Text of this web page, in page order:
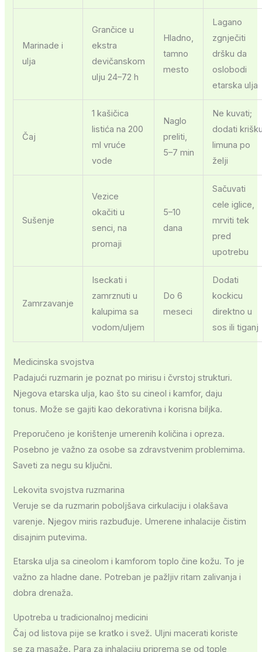
Marinade i
ulja
Grančice u
ekstra
devičanskom
ulju 24–72 h
Hladno,
tamno
mesto
Lagano
zgnječiti
dršku da
oslobodi
etarska ulja
Čaj
1 kašičica
listića na 200
ml vruće
vode
Naglo
preliti,
5–7 min
Ne kuvati;
dodati
limuna po
želji
Sušenje
Vezice
okačiti u
senci, na
promaji
5–10
dana
Sačuvati
cele iglice,
mrviti tek
pred
upotrebu
Zamrzavanje
Iseckati i
zamrznuti u
kalupima sa
vodom/uljem
Do 6
meseci
Dodati
kockicu
direktno u
sos ili tiganj
Medicinska svojstva
Padajući ruzmarin je poznat po mirisu i čvrstoj strukturi.
Njegova etarska ulja, kao što su cineol i kamfor, daju
tonus. Može se gajiti kao dekorativna i korisna biljka.
Preporučeno je korištenje umerenih količina i opreza.
Posebno je važno za osobe sa zdravstvenim problemima.
Saveti za negu su ključni.
Lekovita svojstva ruzmarina
Veruje se da ruzmarin poboljšava cirkulaciju i olakšava
varenje. Njegov miris razbuđuje. Umerene inhalacije čistim
disajnim putevima.
Etarska ulja sa cineolom i kamforom toplo čine kožu. To je
važno za hladne dane. Potreban je pažljiv ritam zalivanja i
dobra drenaža.
Upotreba u tradicionalnoj medicini
Čaj od listova pije se kratko i svež. Uljni macerati koriste
se za masaže. Para za inhalaciju priprema se od tople